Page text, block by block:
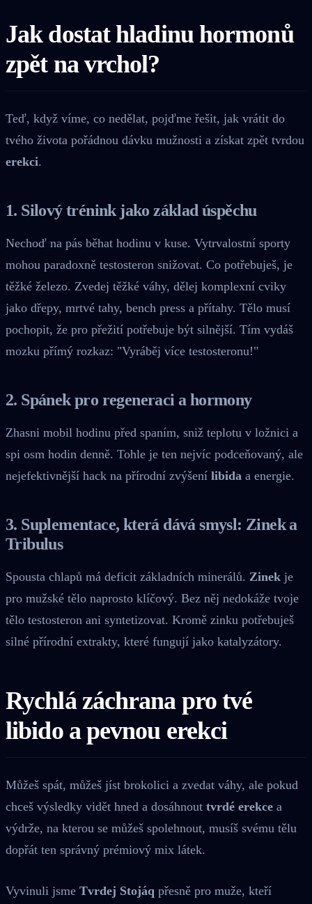
Jak dostat hladinu hormonů
zpět na vrchol?
Teď, když víme, co nedělat, pojďme řešit, jak vrátit do
tvého života pořádnou dávku mužnosti a získat zpět tvrdou
erekci.
1. Silový trénink jako základ úspěchu
Nechoď na pás běhat hodinu v kuse. Vytrvalostní sporty
mohou paradoxně testosteron snižovat. Co potřebuješ, je
těžké železo. Zvedej těžké váhy, dělej komplexní cviky
jako dřepy, mrtvé tahy, bench press a přítahy. Tělo musí
pochopit, že pro přežití potřebuje být silnější. Tím vydáš
mozku přímý rozkaz: "Vyráběj více testosteronu!"
2. Spánek pro regeneraci a hormony
Zhasni mobil hodinu před spaním, sniž teplotu v ložnici a
spi osm hodin denně. Tohle je ten nejvíc podceňovaný, ale
nejefektivnější hack na přírodní zvýšení libida a energie.
3. Suplementace, která dává smysl: Zinek a
Tribulus
Spousta chlapů má deficit základních minerálů. Zinek je
pro mužské tělo naprosto klíčový. Bez něj nedokáže tvoje
tělo testosteron ani syntetizovat. Kromě zinku potřebuješ
silné přírodní extrakty, které fungují jako katalyzátory.
Rychlá záchrana pro tvé
libido a pevnou erekci
Můžeš spát, můžeš jíst brokolici a zvedat váhy, ale pokud
chceš výsledky vidět hned a dosáhnout tvrdé erekce a
výdrže, na kterou se můžeš spolehnout, musíš svému tělu
dopřát ten správný prémiový mix látek.
Vyvinuli jsme Tvrdej Stojáq přesně pro muže, kteří